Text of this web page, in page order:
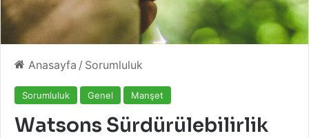
Anasayfa / Sorumluluk
Sorumluluk Genel Manşet
Watsons Sürdürülebilirlik